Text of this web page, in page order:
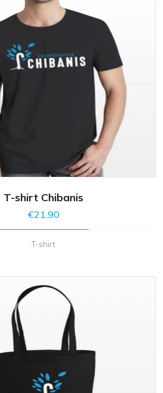
T-shirt Chibanis
€21,90
T-shirt